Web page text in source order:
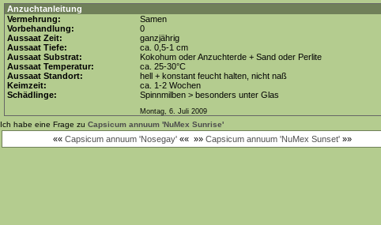
Anzuchtanleitung
Vermehrung:
Samen
Vorbehandlung:
0
Aussaat Zeit:
ganzjährig
Aussaat Tiefe:
ca. 0,5-1 cm
Aussaat Substrat:
Kokohum oder Anzuchterde + Sand oder Perlite
Aussaat Temperatur:
ca. 25-30°C
Aussaat Standort:
hell + konstant feucht halten, nicht naß
Keimzeit:
ca. 1-2 Wochen
Schädlinge:
Spinnmilben > besonders unter Glas
Montag, 6. Juli 2009
Ich habe eine Frage zu Capsicum annuum 'NuMex Sunrise'
«« Capsicum annuum 'Nosegay' «« »» Capsicum annuum 'NuMex Sunset' »»